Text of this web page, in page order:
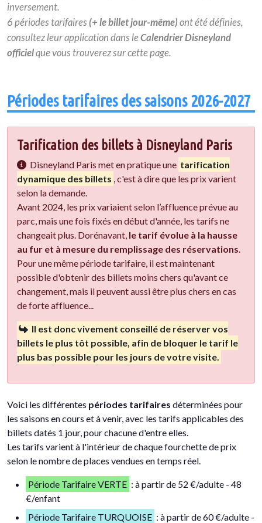
inversement.
6 périodes tarifaires(+ le billet jour-même)ont été définies,
consultez leur application dans leCalendrier Disneyland
officielque vous trouverez sur cette page.
Périodes tarifaires des saisons 2026-2027
Tarification des billets à Disneyland Paris
Disneyland Paris met en pratique une tarification
dynamique des billets , c'est à dire que les prix varient
selon la demande.
Avant 2024, les prix variaient selon l’affluence prévue au
parc, mais une fois fixés en début d'année, les tarifs ne
changeait plus. Dorénavant, le tarif évolue à la hausse
au fur et à mesure du remplissage des réservations
Pour une même période tarifaire, il est maintenant
possible d'obtenir des billets moins chers qu'avant ce
changement, mais il peuvent aussi être plus chers en cas
de forte affluence...
Il est donc vivement conseillé de réserver vos
billets le plus tôt possible, afin de bloquer le tarif le
plus bas possible pour les jours de votre visite.
Voici les différentes périodes tarifaires déterminées pour
les saisons en cours et à venir, avec les tarifs applicables des
billets datés 1 jour, pour chacune d'entre elles.
Les tarifs varient à l'intérieur de chaque fourchette de prix
selon le nombre de places vendues en temps réel.
Période Tarifaire VERTE : à partir de 52 €/adulte - 48
€/enfant
Période Tarifaire TURQUOISE : à partir de 60 €/adulte -